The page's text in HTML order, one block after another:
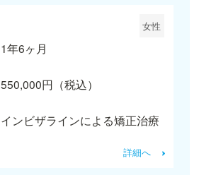
女性
1年6ヶ月
550,000円（税込）
インビザラインによる矯正治療
詳細へ